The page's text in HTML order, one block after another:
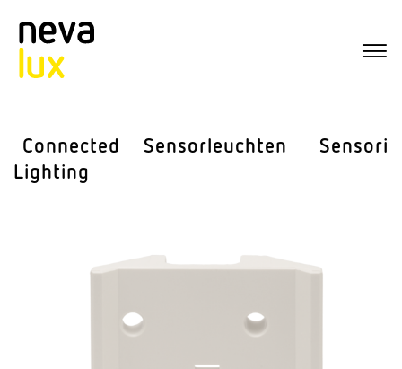
Connected
Lighting
Sensor­leuchten Sensorik